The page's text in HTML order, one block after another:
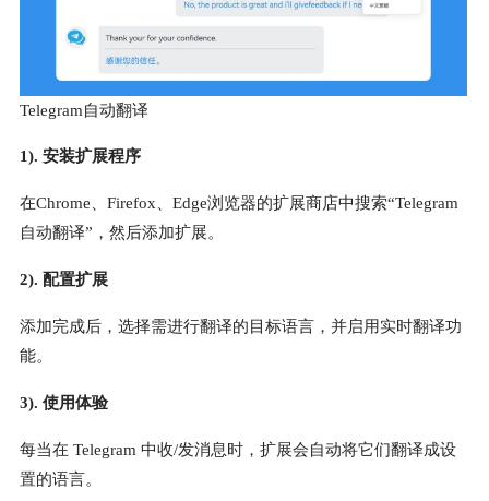
Telegram自动翻译
1). 安装扩展程序
在Chrome、Firefox、Edge浏览器的扩展商店中搜索“Telegram
自动翻译”，然后添加扩展。
2). 配置扩展
添加完成后，选择需进行翻译的目标语言，并启用实时翻译功
能。
3). 使用体验
每当在 Telegram 中收/发消息时，扩展会自动将它们翻译成设
置的语言。